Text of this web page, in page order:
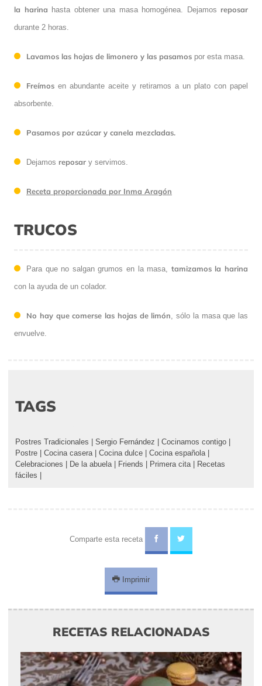
la harina hasta obtener una masa homogénea. Dejamos reposar
durante 2 horas.
Lavamos las hojas de limonero y las pasamos por esta masa.
Freímos en abundante aceite y retiramos a un plato con papel
absorbente.
Pasamos por azúcar y canela mezcladas.
Dejamos reposar y servimos.
Receta proporcionada por Inma Aragón
TRUCOS
Para que no salgan grumos en la masa, tamizamos la harina
con la ayuda de un colador.
No hay que comerse las hojas de limón , sólo la masa que las
envuelve.
TAGS
Postres Tradicionales Sergio Fernández Cocinamos contigo
Postre
Cocina casera Cocina dulce Cocina española
Celebraciones
De la abuela Friends Primera cita
Recetas
fáciles
Comparte esta receta
Imprimir
RECETAS RELACIONADAS